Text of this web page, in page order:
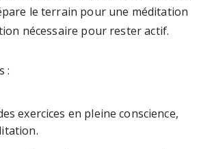
le terrain pour une méditation
nécessaire pour rester actif.
:
exercices en pleine conscience,